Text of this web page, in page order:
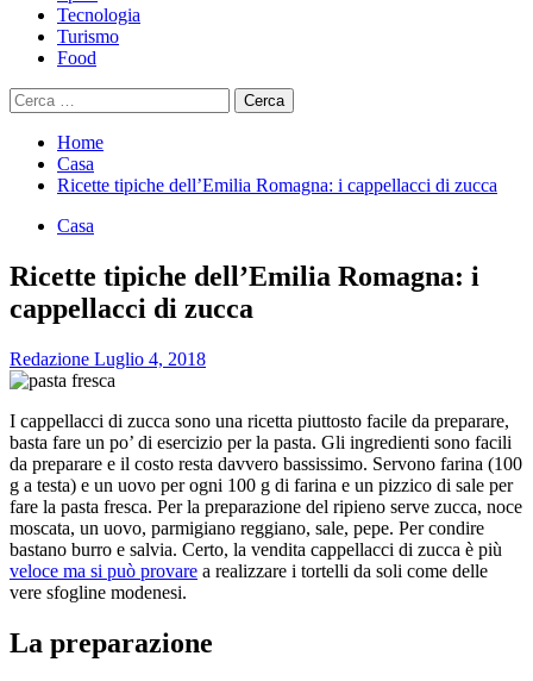
Tecnologia
Turismo
Food
Ricerca
per:
Home
Casa
Ricette tipiche dell’Emilia Romagna: i cappellacci di zucca
Casa
Ricette tipiche dell’Emilia Romagna: i
cappellacci di zucca
Redazione Luglio 4, 2018
I cappellacci di zucca sono una ricetta piuttosto facile da preparare,
basta fare un po’ di esercizio per la pasta. Gli ingredienti sono facili
da preparare e il costo resta davvero bassissimo. Servono farina (100
g a testa) e un uovo per ogni 100 g di farina e un pizzico di sale per
fare la pasta fresca. Per la preparazione del ripieno serve zucca, noce
moscata, un uovo, parmigiano reggiano, sale, pepe. Per condire
bastano burro e salvia. Certo, la vendita cappellacci di zucca è più
veloce ma si può provare a realizzare i tortelli da soli come delle
vere sfogline modenesi.
La preparazione